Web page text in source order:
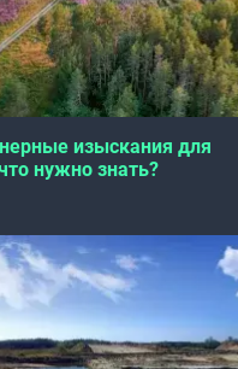
изыскания для
нужно знать?